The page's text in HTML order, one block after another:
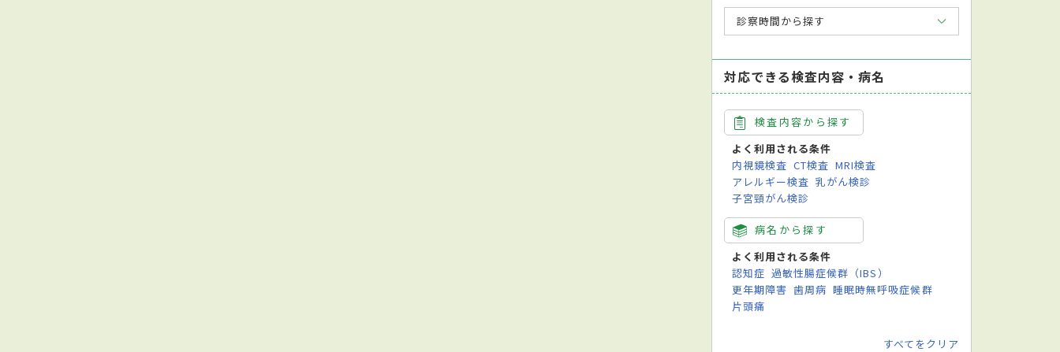
診察時間から探す
対応できる検査内容・病名
検査内容から探す
よく利用される条件
内視鏡検査 CT検査 MRI検査
アレルギー検査 乳がん検診
子宮頸がん検診
病名から探す
よく利用される条件
認知症 過敏性腸症候群（IBS）
更年期障害 歯周病 睡眠時無呼吸症候群
片頭痛
すべてをクリア